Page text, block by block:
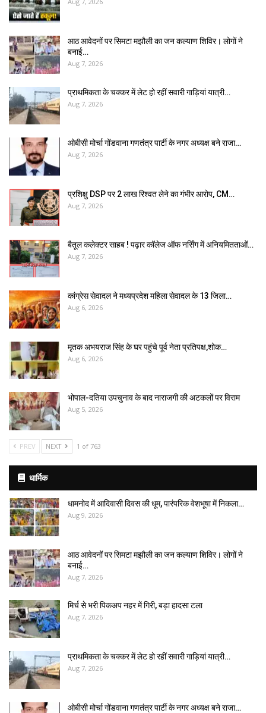
आठ आवेदनों पर सिमटा मझौली का जन कल्याण शिविर। लोगों ने
बनाई…
Aug 7, 2026
प्राथमिकता के चक्कर में लेट हो रहीं सवारी गाड़ियां यात्री…
Aug 7, 2026
ओबीसी मोर्चा गोंडवाना गणतंत्र पार्टी के नगर अध्यक्ष बने राजा…
Aug 7, 2026
प्रशिक्षु DSP पर ₹2 लाख रिश्वत लेने का गंभीर आरोप, CM…
Aug 7, 2026
बैतूल कलेक्टर साहब ! पढ़ार कॉलेज ऑफ नर्सिंग में अनियमितताओं…
Aug 7, 2026
कांग्रेस सेवादल ने मध्यप्रदेश महिला सेवादल के 13 जिला…
Aug 6, 2026
मृतक अभयराज सिंह के घर पहुंचे पूर्व नेता प्रतिपक्ष,शोक…
Aug 6, 2026
भोपाल-दतिया उपचुनाव के बाद नाराजगी की अटकलों पर विराम
Aug 5, 2026
PREV NEXT 1 of 763
धार्मिक
धामनोद में आदिवासी दिवस की धूम, पारंपरिक वेशभूषा में निकला…
Aug 9, 2026
आठ आवेदनों पर सिमटा मझौली का जन कल्याण शिविर। लोगों ने
बनाई…
Aug 7, 2026
मिर्च से भरी पिकअप नहर में गिरी, बड़ा हादसा टला
Aug 7, 2026
प्राथमिकता के चक्कर में लेट हो रहीं सवारी गाड़ियां यात्री…
Aug 7, 2026
ओबीसी मोर्चा गोंडवाना गणतंत्र पार्टी के नगर अध्यक्ष बने राजा…